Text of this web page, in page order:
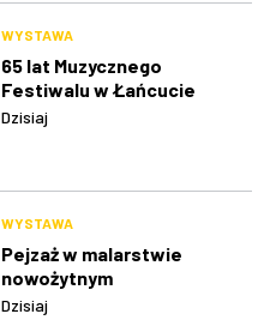
WYSTAWA
65 lat Muzycznego
Festiwalu w Łańcucie
Dzisiaj
WYSTAWA
Pejzaż w malarstwie
nowożytnym
Dzisiaj